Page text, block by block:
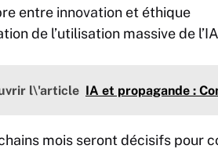
entre innovation et éthique
de l’utilisation massive de l’IA
l\'article IA et propagande :
mois seront décisifs pour